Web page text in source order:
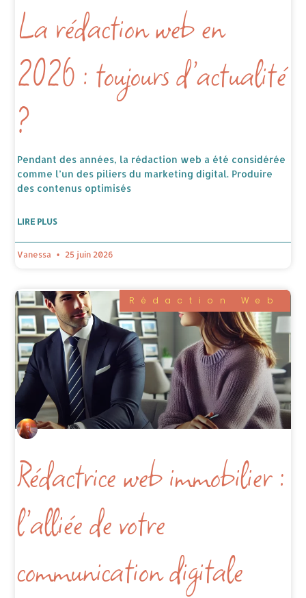
La rédaction web en
2026 : toujours d’actualité
?
Pendant des années, la rédaction web a été considérée
comme l’un des piliers du marketing digital. Produire
des contenus optimisés
LIRE PLUS
Vanessa 25 juin 2026
Rédaction Web
Rédactrice web immobilier :
l’alliée de votre
communication digitale